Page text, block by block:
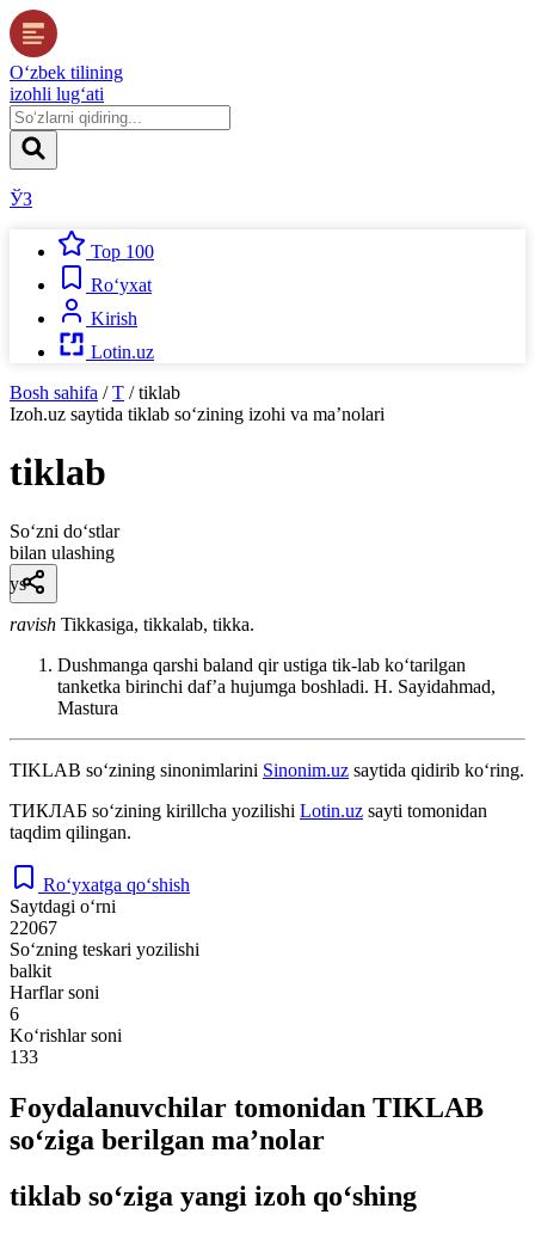
O‘zbek tilining
izohli lug‘ati
ЎЗ
Top 100
Ro‘yxat
Kirish
Lotin.uz
Bosh sahifa / T / tiklab
Izoh.uz saytida tiklab so‘zining izohi va ma’nolari
tiklab
So‘zni do‘stlar
bilan ulashing
ys
ravish Tikkasiga, tikkalab, tikka.
Dushmanga qarshi baland qir ustiga tik-lab koʻtarilgan
tanketka birinchi dafʼa hujumga boshladi. H. Sayidahmad,
Mastura
TIKLAB so‘zining sinonimlarini Sinonim.uz saytida qidirib ko‘ring.
ТИКЛАБ so‘zining kirillcha yozilishi Lotin.uz sayti tomonidan
taqdim qilingan.
Ro‘yxatga qo‘shish
Saytdagi o‘rni
22067
So‘zning teskari yozilishi
balkit
Harflar soni
6
Ko‘rishlar soni
133
Foydalanuvchilar tomonidan TIKLAB
so‘ziga berilgan ma’nolar
tiklab so‘ziga yangi izoh qo‘shing